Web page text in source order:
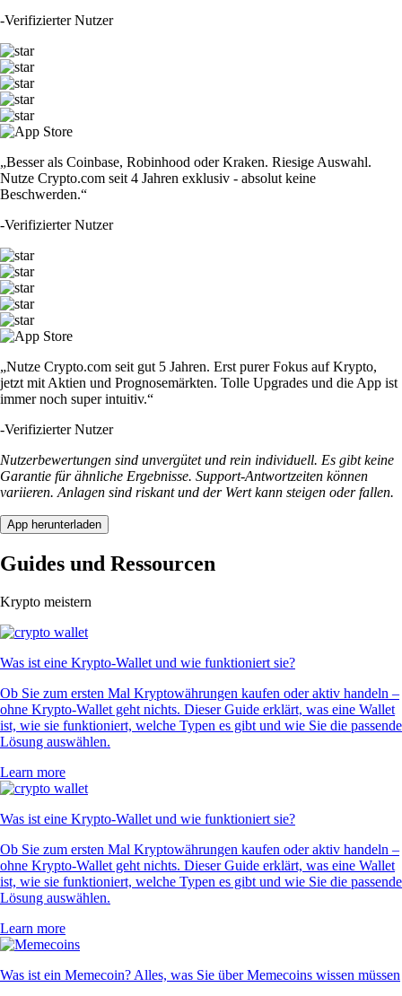
-Verifizierter Nutzer
„Besser als Coinbase, Robinhood oder Kraken. Riesige Auswahl.
Nutze Crypto.com seit 4 Jahren exklusiv - absolut keine
Beschwerden.“
-Verifizierter Nutzer
„Nutze Crypto.com seit gut 5 Jahren. Erst purer Fokus auf Krypto,
jetzt mit Aktien und Prognosemärkten. Tolle Upgrades und die App ist
immer noch super intuitiv.“
-Verifizierter Nutzer
Nutzerbewertungen sind unvergütet und rein individuell. Es gibt keine
Garantie für ähnliche Ergebnisse. Support-Antwortzeiten können
variieren. Anlagen sind riskant und der Wert kann steigen oder fallen.
App herunterladen
Guides und Ressourcen
Krypto meistern
Was ist eine Krypto-Wallet und wie funktioniert sie?
Ob Sie zum ersten Mal Kryptowährungen kaufen oder aktiv handeln –
ohne Krypto-Wallet geht nichts. Dieser Guide erklärt, was eine Wallet
ist, wie sie funktioniert, welche Typen es gibt und wie Sie die passende
Lösung auswählen.
Learn more
Was ist eine Krypto-Wallet und wie funktioniert sie?
Ob Sie zum ersten Mal Kryptowährungen kaufen oder aktiv handeln –
ohne Krypto-Wallet geht nichts. Dieser Guide erklärt, was eine Wallet
ist, wie sie funktioniert, welche Typen es gibt und wie Sie die passende
Lösung auswählen.
Learn more
Was ist ein Memecoin? Alles, was Sie über Memecoins wissen müssen